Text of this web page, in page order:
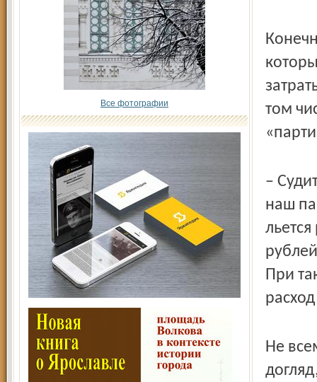
Все фотографии
том
–
наш
При
Не